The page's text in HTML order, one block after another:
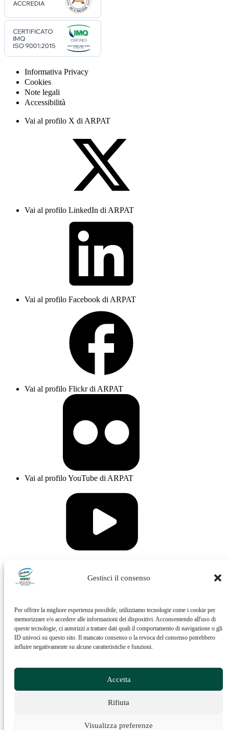
Gestisci il consenso
Per offrire la migliore esperienza possibile, utilizziamo tecnologie come i cookie per
memorizzare e/o accedere alle informazioni dei dispositivi. Acconsentendo all'uso di
queste tecnologie, ci autorizzi a trattare dati quali il comportamento di navigazione o gli
ID univoci su questo sito. Il mancato consenso o la revoca del consenso potrebbero
influire negativamente su alcune caratteristiche e funzioni.
Accetta
Rifiuta
Visualizza preferenze
Informativa Privacy
Cookies
Note legali
Accessibilità
Vai al profilo X di ARPAT
Vai al profilo LinkedIn di ARPAT
Vai al profilo Facebook di ARPAT
Vai al profilo Flickr di ARPAT
Vai al profilo YouTube di ARPAT
Vai al profilo Issuu di ARPAT